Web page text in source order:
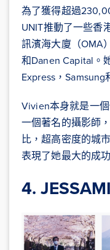
為了獲得超過
UNIT推動了一些香
訊濱海大廈（OMA
和Danen Capital。
Express，Samsung
Vivien本身就是一
一個著名的攝影師
比，超高密度的城
表現了她最大的成
4.